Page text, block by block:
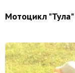
Мотоцикл "Тула"